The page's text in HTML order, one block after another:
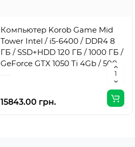
Компьютер Korob Game Mid
Tower Intel / i5-6400 / DDR4 8
ГБ / SSD+HDD 120 ГБ / 1000 ГБ /
GeForce GTX 1050 Ti 4Gb / 500
15843.00 грн.